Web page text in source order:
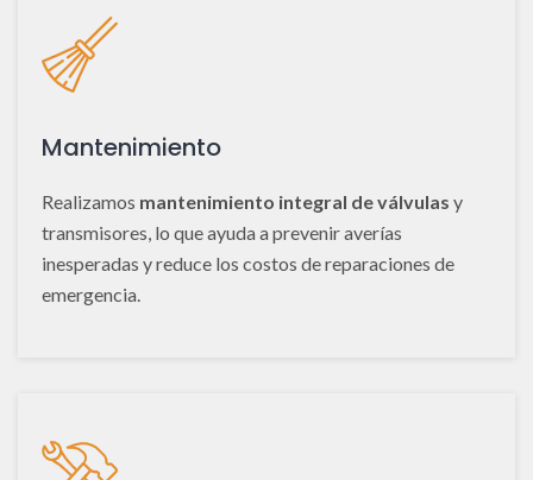
Mantenimiento
Realizamos mantenimiento integral de válvulas y
transmisores, lo que ayuda a prevenir averías
inesperadas y reduce los costos de reparaciones de
emergencia.